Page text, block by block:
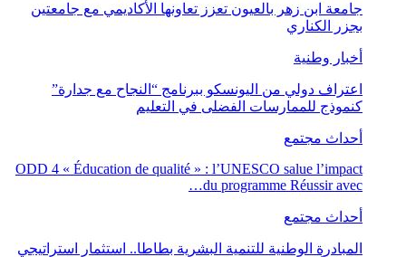
جامعة ابن زهر بالعيون تعزز تعاونها الأكاديمي مع جامعتين
بجزر الكناري
أخبار وطنية
اعتراف دولي من اليونسكو ببرنامج “النجاح مع جدارة”
كنموذج للممارسات الفضلى في التعليم
أحداث مجتمع
ODD 4 « Éducation de qualité » : l’UNESCO salue l’impact
du programme Réussir avec…
أحداث مجتمع
المبادرة الوطنية للتنمية البشرية بطاطا.. استثمار استراتيجي